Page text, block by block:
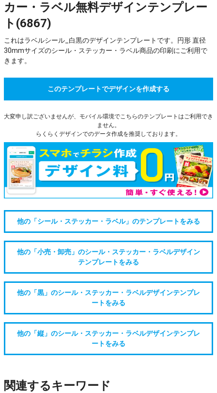
カー・ラベル無料デザインテンプレー
ト(6867)
これはラベルシール_白黒のデザインテンプレートです。円形 直径
30mmサイズのシール・ステッカー・ラベル商品の印刷にご利用で
きます。
このテンプレートでデザインを作成する
大変申し訳ございませんが、モバイル環境でこちらのテンプレートはご利用でき
ません。
らくらくデザインでのデータ作成を推奨しております。
他の「シール・ステッカー・ラベル」のテンプレートをみる
他の「小売・卸売」のシール・ステッカー・ラベルデザイン
テンプレートをみる
他の「黒」のシール・ステッカー・ラベルデザインテンプレ
ートをみる
他の「縦」のシール・ステッカー・ラベルデザインテンプレ
ートをみる
関連するキーワード